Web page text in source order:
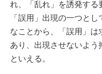
れ、「乱れ」を誘発する
「誤用」出現の一つと
なことから、「誤用」
あり、出現させないよう
といえる。